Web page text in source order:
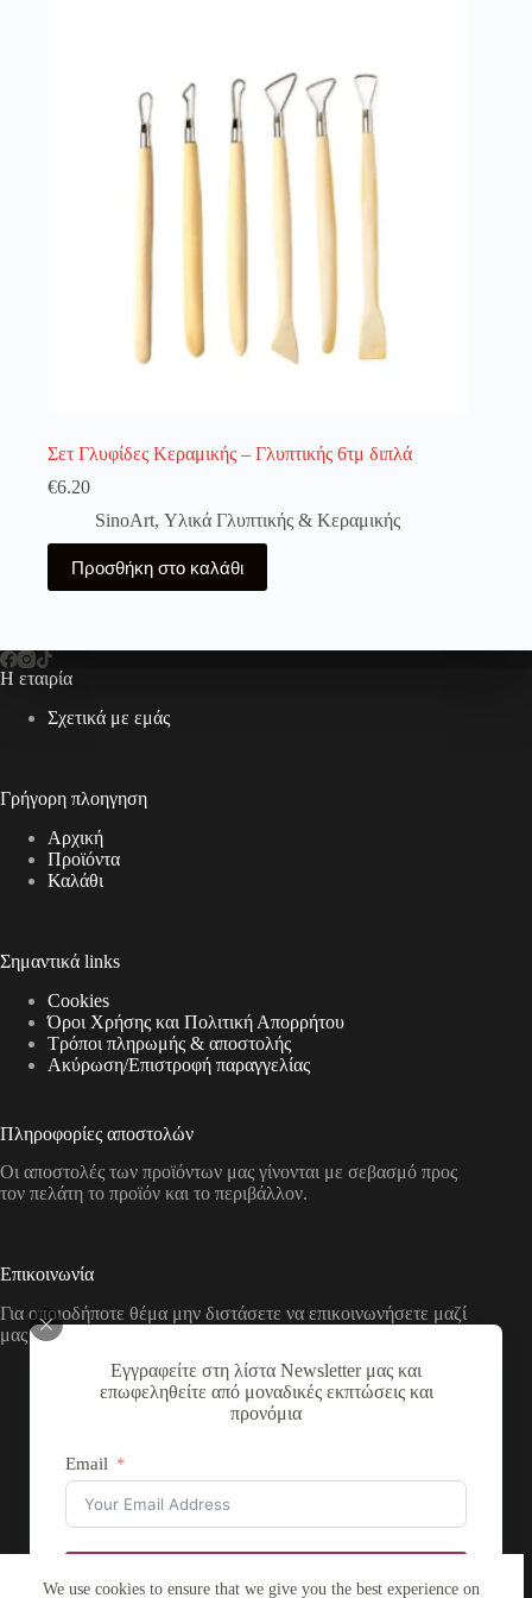
Username or Email Address
Εγγραφείτε στη λίστα Newsletter μας και
επωφεληθείτε από μοναδικές εκπτώσεις και
προνόμια
Email
We use cookies to ensure that we give you the best experience on
Σετ Γλυφίδες Κεραμικής – Γλυπτικής 6τμ διπλά
€6.20
SinoArt, Υλικά Γλυπτικής & Κεραμικής
Προσθήκη στο καλάθι
Η εταιρία
Σχετικά με εμάς
Γρήγορη πλοηγηση
Αρχική
Προϊόντα
Καλάθι
Σημαντικά links
Cookies
Όροι Χρήσης και Πολιτική Απορρήτου
Τρόποι πληρωμής & αποστολής
Aκύρωση/Επιστροφή παραγγελίας
Πληροφορίες αποστολών
Οι αποστολές των προϊόντων μας γίνονται με σεβασμό προς
τον πελάτη το προϊόν και το περιβάλλον.
Επικοινωνία
Για οποιοδήποτε θέμα μην διστάσετε να επικοινωνήσετε μαζί
μας με τους παρακάτω τρόπους
Διεύθυνση:
Νικολάου Χάσου 19, ΤΚ 53100, Φλώρινα,
Τηλέφωνο:
+30 2385 503290
Email: